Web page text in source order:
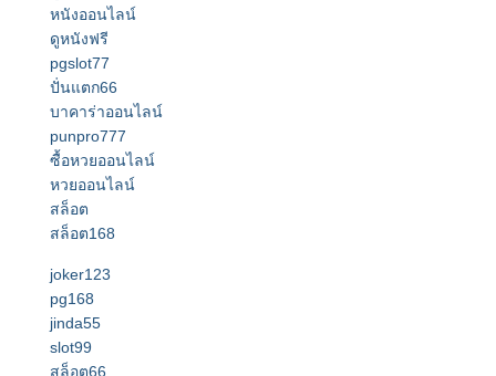
หนังออนไลน์
ดูหนังฟรี
pgslot77
ปั่นแตก66
บาคาร่าออนไลน์
punpro777
ซื้อหวยออนไลน์
หวยออนไลน์
สล็อต
สล็อต168
joker123
pg168
jinda55
slot99
สล็อต66